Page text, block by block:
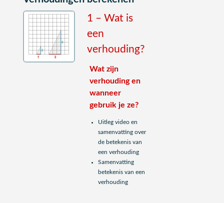
1 – Wat is
een
verhouding?
Wat zijn
verhouding en
wanneer
gebruik je ze?
Uitleg video en
samenvatting over
de betekenis van
een verhouding
Samenvatting
betekenis van een
verhouding